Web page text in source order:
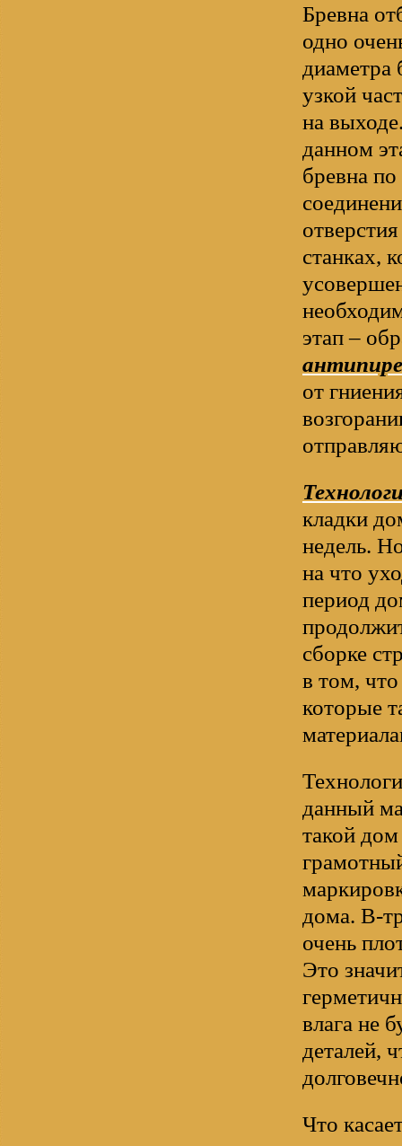
Бревна
одно
диаметра
узкой
на
данном
бревна
станках,
этап –
от
кладки
недель.
на что
период
сборке
в том,
которые
данный
такой
дома. В-
очень
Это
влага не
деталей,
Что